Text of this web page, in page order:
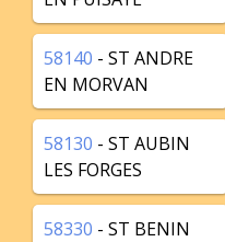
58140 - ST ANDRE
EN MORVAN
58130 - ST AUBIN
LES FORGES
58330 - ST BENIN